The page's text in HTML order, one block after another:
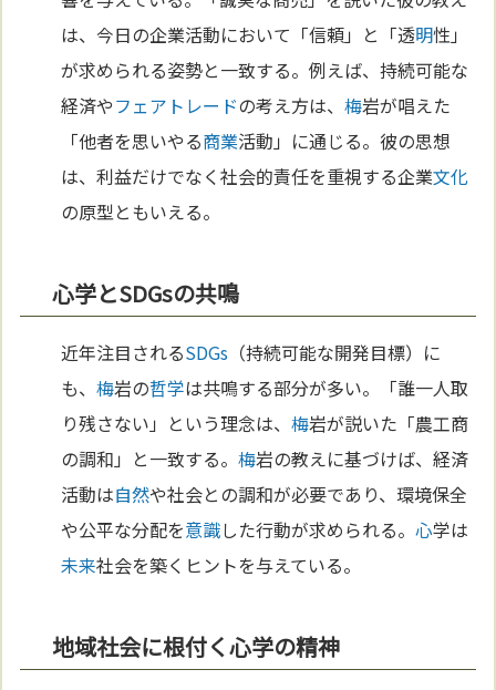
は、今日の企業活動において「信頼」と「透明性」
が求められる姿勢と一致する。例えば、持続可能な
経済やフェアトレードの考え方は、梅岩が唱えた
「他者を思いやる商業活動」に通じる。彼の思想
は、利益だけでなく社会的責任を重視する企業文化
の原型ともいえる。
心学とSDGsの共鳴
近年注目されるSDGs （持続可能な開発目標）に
も、梅岩の哲学は共鳴する部分が多い。「誰一人取
り残さない」という理念は、梅岩が説いた「農工商
の調和」と一致する。梅岩の教えに基づけば、経済
活動は自然や社会との調和が必要であり、環境保全
や公平な分配を意識した行動が求められる。心学は
未来社会を築くヒントを与えている。
地域社会に根付く心学の精神